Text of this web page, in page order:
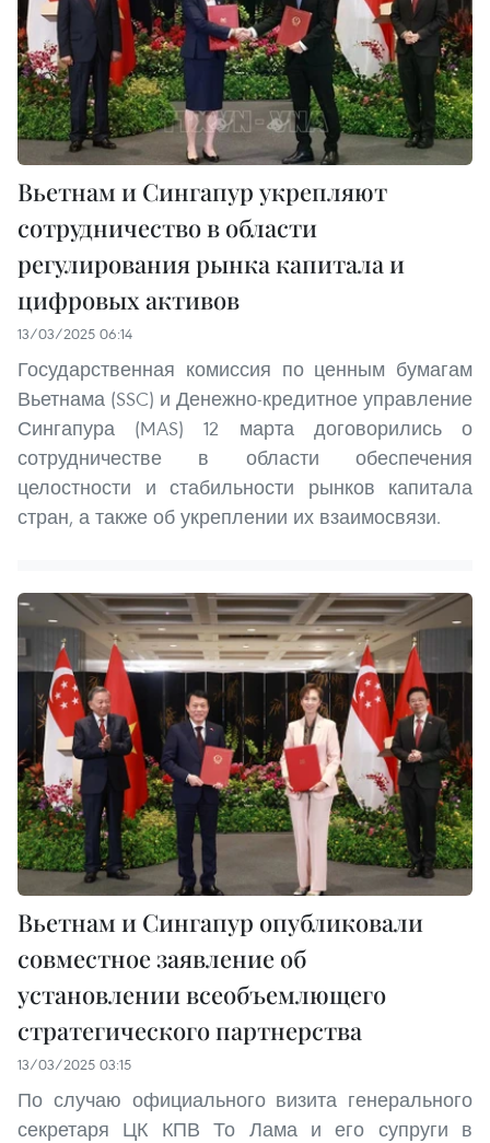
Вьетнам и Сингапур укрепляют
сотрудничество в области
регулирования рынка капитала и
цифровых активов
13/03/2025 06:14
Государственная комиссия по ценным бумагам
Вьетнама (SSC) и Денежно-кредитное управление
Сингапура (MAS) 12 марта договорились о
сотрудничестве в области обеспечения
целостности и стабильности рынков капитала
стран, а также об укреплении их взаимосвязи.
Вьетнам и Сингапур опубликовали
совместное заявление об
установлении всеобъемлющего
стратегического партнерства
13/03/2025 03:15
По случаю официального визита генерального
секретаря ЦК КПВ То Лама и его супруги в